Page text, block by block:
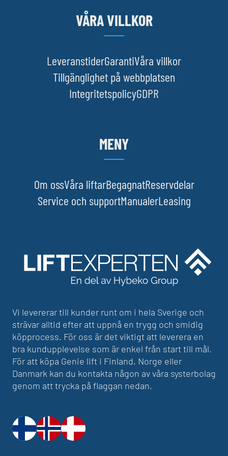
VÅRA VILLKOR
LeveranstiderGarantiVåra villkor
Tillgänglighet på webbplatsen
IntegritetspolicyGDPR
MENY
Om ossVåra liftarBegagnatReservdelar
Service och supportManualerLeasing
Vi levererar till kunder runt om i hela Sverige och
strävar alltid efter att uppnå en trygg och smidig
köpprocess. För oss är det viktigt att leverera en
bra kundupplevelse som är enkel från start till mål.
För att köpa Genie lift i Finland, Norge eller
Danmark kan du kontakta någon av våra systerbolag
genom att trycka på flaggan nedan.